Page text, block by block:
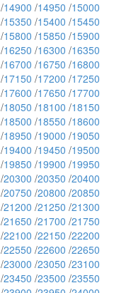
/14900 /14950 /15000
/15350 /15400 /15450
/15800 /15850 /15900
/16250 /16300 /16350
/16700 /16750 /16800
/17150 /17200 /17250
/17600 /17650 /17700
/18050 /18100 /18150
/18500 /18550 /18600
/18950 /19000 /19050
/19400 /19450 /19500
/19850 /19900 /19950
/20300 /20350 /20400
/20750 /20800 /20850
/21200 /21250 /21300
/21650 /21700 /21750
/22100 /22150 /22200
/22550 /22600 /22650
/23000 /23050 /23100
/23450 /23500 /23550